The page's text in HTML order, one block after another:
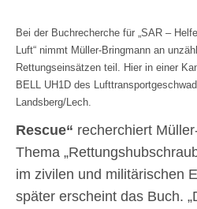
Bei der Buchrecherche für „SAR –
Luft“ nimmt Müller-Bringmann an
Rettungseinsätzen teil. Hier in einer
BELL UH1D des
Landsberg/Lech.
Rescue“ recherchiert
Thema
im zivilen und militärischen
später erscheint das Buch.